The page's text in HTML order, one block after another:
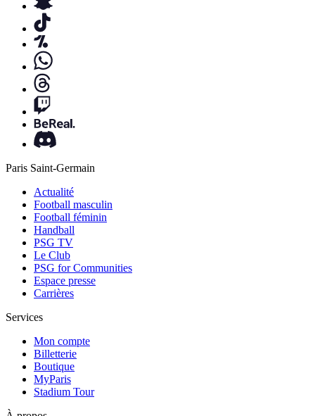
Paris Saint-Germain
Actualité
Football masculin
Football féminin
Handball
PSG TV
Le Club
PSG for Communities
Espace presse
Carrières
Services
Mon compte
Billetterie
Boutique
MyParis
Stadium Tour